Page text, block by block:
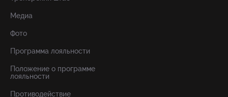
Медиа
Фото
Программа лояльности
Положение о программе
лояльности
Противодействие